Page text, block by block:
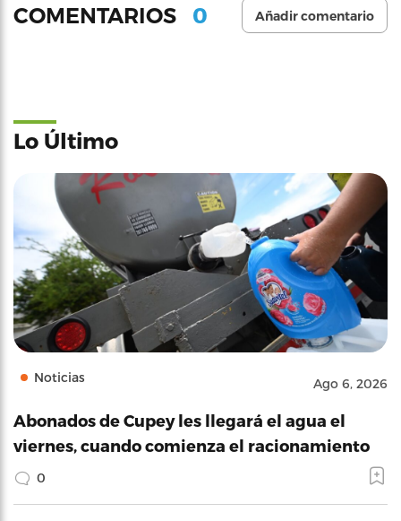
COMENTARIOS 0 Añadir comentario
Lo Último
Noticias Ago 6, 2026
Abonados de Cupey les llegará el agua el
viernes, cuando comienza el racionamiento
0